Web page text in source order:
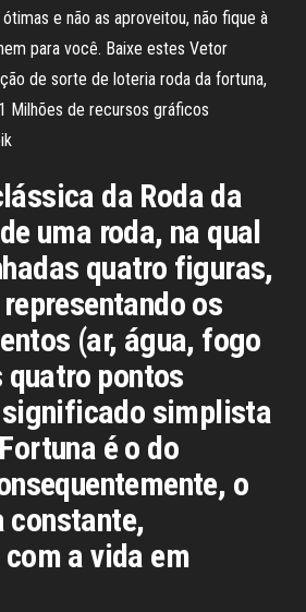
e não as aproveitou, não fique à
para você. Baixe estes Vetor
de sorte de loteria roda da fortuna,
Milhões de recursos gráficos
da Roda da
uma roda, na qual
quatro figuras,
os
(ar, água, fogo
quatro pontos
simplista
é o do
o
constante,
a vida em